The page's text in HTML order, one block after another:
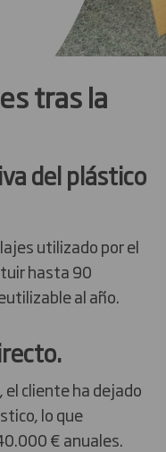
tras la
del plástico
utilizado por el
hasta 90
al año.
el cliente ha dejado
lo que
€ anuales.